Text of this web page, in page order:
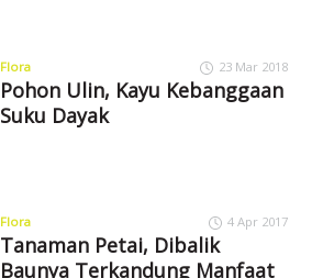
Flora 23 Mar 2018
Pohon Ulin, Kayu Kebanggaan
Suku Dayak
Flora 4 Apr 2017
Tanaman Petai, Dibalik
Baunya Terkandung Manfaat